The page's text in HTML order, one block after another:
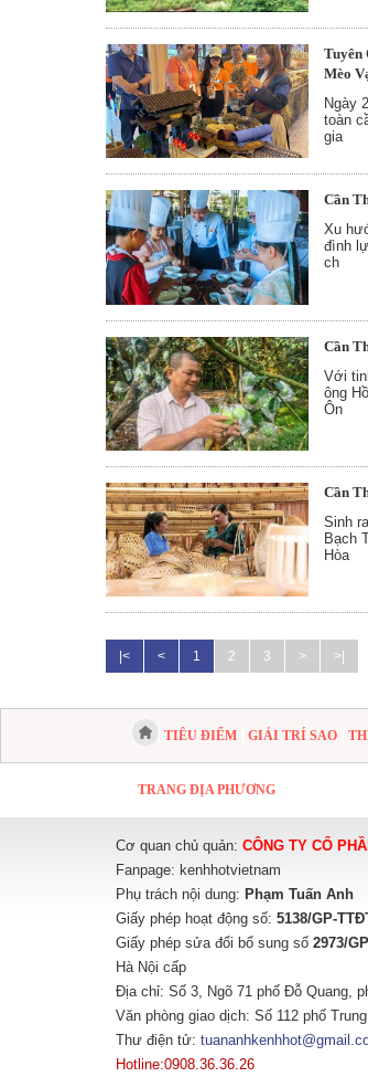
Tuyên
Mèo
Ngày
toàn
gia
Cần
Xu
đình
ch
Cần
Với
ông
Ôn
Cần
Sinh
Bạch
Hòa
|< < 1 2 3 > >|
TIÊU ĐIỂM GIẢI TRÍ SAO
TRANG ĐỊA PHƯƠNG
Cơ quan chủ quản: CÔNG TY CỔ
Fanpage: kenhhotvietnam
Phụ trách nội dung: Phạm Tuấn Anh
Giấy phép hoạt động số: 5138/GP-
Giấy phép sửa đổi bổ sung số 2973/
Hà Nội cấp
Địa chỉ: Số 3, Ngõ 71 phố Đỗ Quang,
Văn phòng giao dịch: Số 112 phố
Thư điện tử:
Hotline:0908.36.36.26